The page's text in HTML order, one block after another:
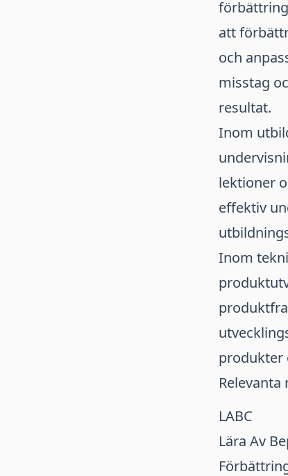
att
och
misstag
resultat.
Inom
lektioner
effektiv
Inom
produkter
Relevanta
LABC
Lära Av